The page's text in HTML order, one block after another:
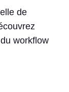
de
workflow